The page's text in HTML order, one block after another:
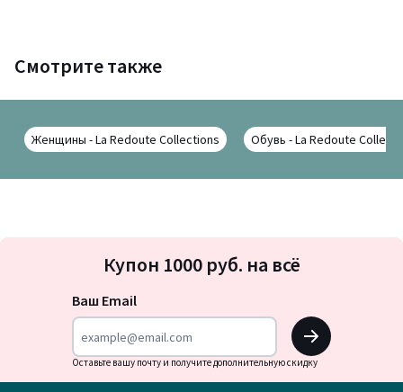
Смотрите также
Женщины - La Redoute Collections Обувь - La Redoute
на
Купон 1000 руб. на всё
Ваш Email
OK
Оставьте вашу почту и получите дополнительную скидку